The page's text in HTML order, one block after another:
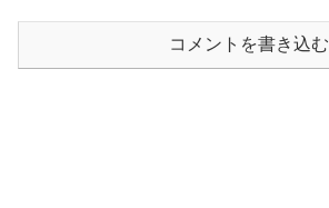
コメントを書き込む